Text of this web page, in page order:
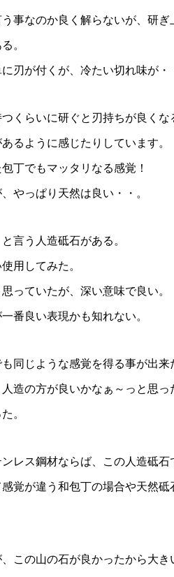
事なのか良く解らないが、研
。
刃が付くが、冷たい切れ味が・
くらいに研ぐと刃持ちが良く
るように感じたりしています。
丁でもマッタリなる感覚！
やっぱり天然は良い・・。
言う人造砥石がある。
用してみた。
っていたが、深い意味で良い。
番良い表現かも知れない。
同じような感覚を得る事が出来
造の方が良いかなぁ～っと思
。
レス鋼材ならば、この人造砥
覚が違う和包丁の場合や天然
この山の石が良かったから大